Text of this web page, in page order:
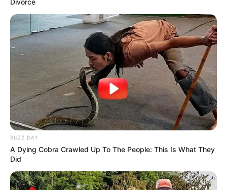
cote
Plusieurs concurrents présentent également un
profil intéressant pour les amateurs de rapports
élevés. Le
9 LOVEBIRDretrouve un parcours sur
lequel il s’est déjà distingué. En effet sa redoutable
pointe de vitesse peut faire la différence dans les
derniers mètres. Le6 KATIA DHELPA, irréprochable
depuis plusieurs semaines, arrive avec une forme
avancée et peut encore franchir un palier malgré
une opposition plus relevée. Le3 KYNTE FLUSH
vient de rassurer et, si elle reste appliquée d’un bout
à l’autre, elle possède les moyens de compléter la
combinaison gagnante.
Divorce
BUZZ DAY
A Dying Cobra Crawled Up To The People: This Is What They
Did